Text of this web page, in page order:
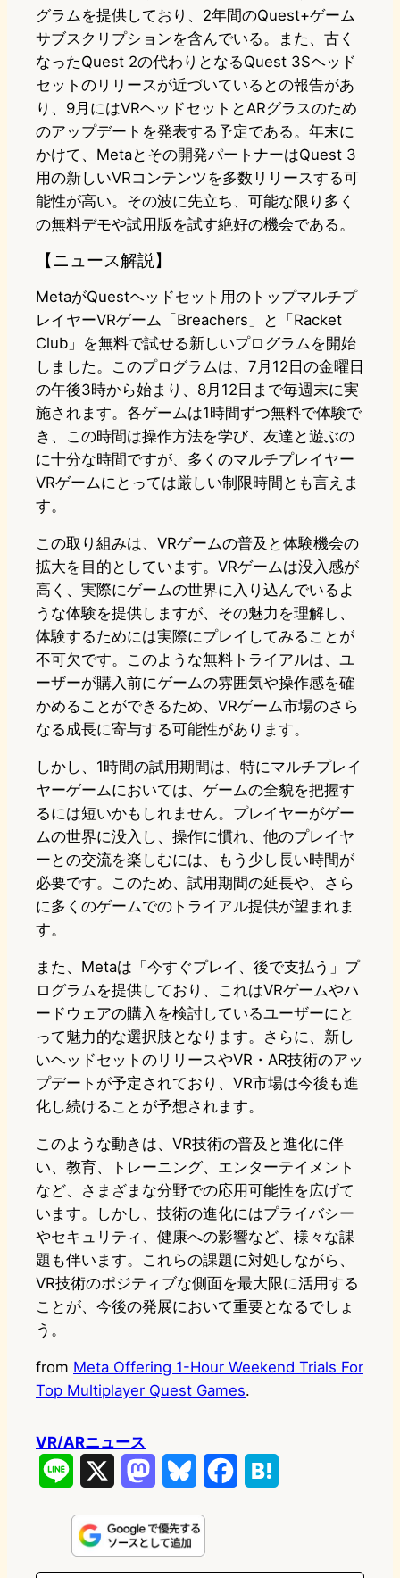
グラムを提供しており、2年間のQuest+ゲーム
サブスクリプションを含んでいる。また、古く
なったQuest 2の代わりとなるQuest 3Sヘッド
セットのリリースが近づいているとの報告があ
り、9月にはVRヘッドセットとARグラスのため
のアップデートを発表する予定である。年末に
かけて、Metaとその開発パートナーはQuest 3
用の新しいVRコンテンツを多数リリースする可
能性が高い。その波に先立ち、可能な限り多く
の無料デモや試用版を試す絶好の機会である。
【ニュース解説】
MetaがQuestヘッドセット用のトップマルチプ
レイヤーVRゲーム「Breachers」と「Racket
Club」を無料で試せる新しいプログラムを開始
しました。このプログラムは、7月12日の金曜日
の午後3時から始まり、8月12日まで毎週末に実
施されます。各ゲームは1時間ずつ無料で体験で
き、この時間は操作方法を学び、友達と遊ぶの
に十分な時間ですが、多くのマルチプレイヤー
VRゲームにとっては厳しい制限時間とも言えま
す。
この取り組みは、VRゲームの普及と体験機会の
拡大を目的としています。VRゲームは没入感が
高く、実際にゲームの世界に入り込んでいるよ
うな体験を提供しますが、その魅力を理解し、
体験するためには実際にプレイしてみることが
不可欠です。このような無料トライアルは、ユ
ーザーが購入前にゲームの雰囲気や操作感を確
かめることができるため、VRゲーム市場のさら
なる成長に寄与する可能性があります。
しかし、1時間の試用期間は、特にマルチプレイ
ヤーゲームにおいては、ゲームの全貌を把握す
るには短いかもしれません。プレイヤーがゲー
ムの世界に没入し、操作に慣れ、他のプレイヤ
ーとの交流を楽しむには、もう少し長い時間が
必要です。このため、試用期間の延長や、さら
に多くのゲームでのトライアル提供が望まれま
す。
また、Metaは「今すぐプレイ、後で支払う」プ
ログラムを提供しており、これはVRゲームやハ
ードウェアの購入を検討しているユーザーにと
って魅力的な選択肢となります。さらに、新し
いヘッドセットのリリースやVR・AR技術のアッ
プデートが予定されており、VR市場は今後も進
化し続けることが予想されます。
このような動きは、VR技術の普及と進化に伴
い、教育、トレーニング、エンターテイメント
など、さまざまな分野での応用可能性を広げて
います。しかし、技術の進化にはプライバシー
やセキュリティ、健康への影響など、様々な課
題も伴います。これらの課題に対処しながら、
VR技術のポジティブな側面を最大限に活用する
ことが、今後の発展において重要となるでしょ
う。
from Meta Offering 1-Hour Weekend Trials For
Top Multiplayer Quest Games.
VR/ARニュース
n
e
s
t
u
e
e
e